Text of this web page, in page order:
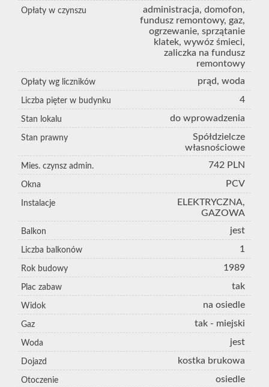
Opłaty w czynszu
administracja, domofon,
fundusz remontowy, gaz,
ogrzewanie, sprzątanie
klatek, wywóz śmieci,
zaliczka na fundusz
remontowy
Opłaty wg liczników prąd, woda
Liczba pięter w budynku 4
Stan lokalu do wprowadzenia
Stan prawny
Spółdzielcze
własnościowe
Mies. czynsz admin. 742 PLN
Okna PCV
Instalacje
ELEKTRYCZNA,
GAZOWA
Balkon jest
Liczba balkonów 1
Rok budowy 1989
Plac zabaw tak
Widok na osiedle
Gaz tak - miejski
Woda jest
Dojazd kostka brukowa
Otoczenie osiedle